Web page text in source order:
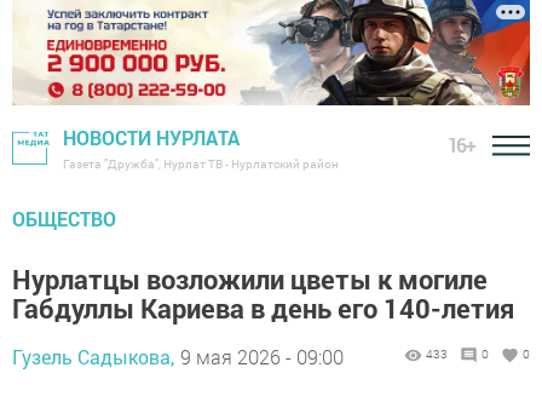
НОВОСТИ НУРЛАТА
Газета "Дружба", Нурлат ТВ - Нурлатский район
16+
ОБЩЕСТВО
Нурлатцы возложили цветы к могиле
Габдуллы Кариева в день его 140-летия
Гузель Садыкова, 9 мая 2026 - 09:00 433 0 0